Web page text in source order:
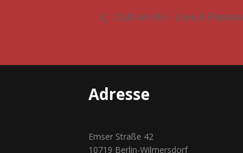
Café am Nil – Love & Passion
Adresse
Emser Straße 42
10719 Berlin-Wilmersdorf